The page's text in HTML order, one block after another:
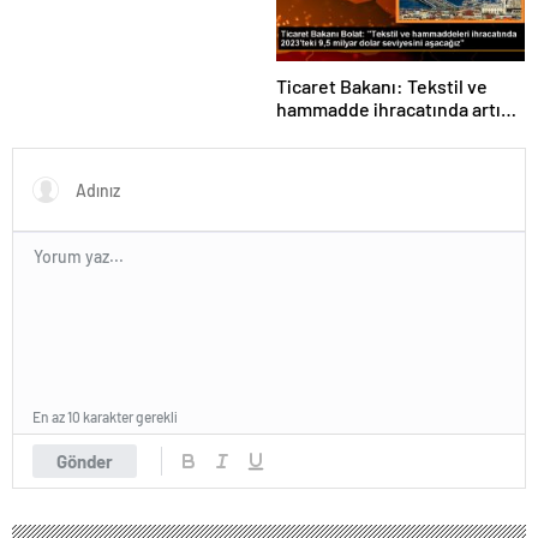
Ticaret Bakanı: Tekstil ve
hammadde ihracatında artış
Gönder
En az 10 karakter gerekli